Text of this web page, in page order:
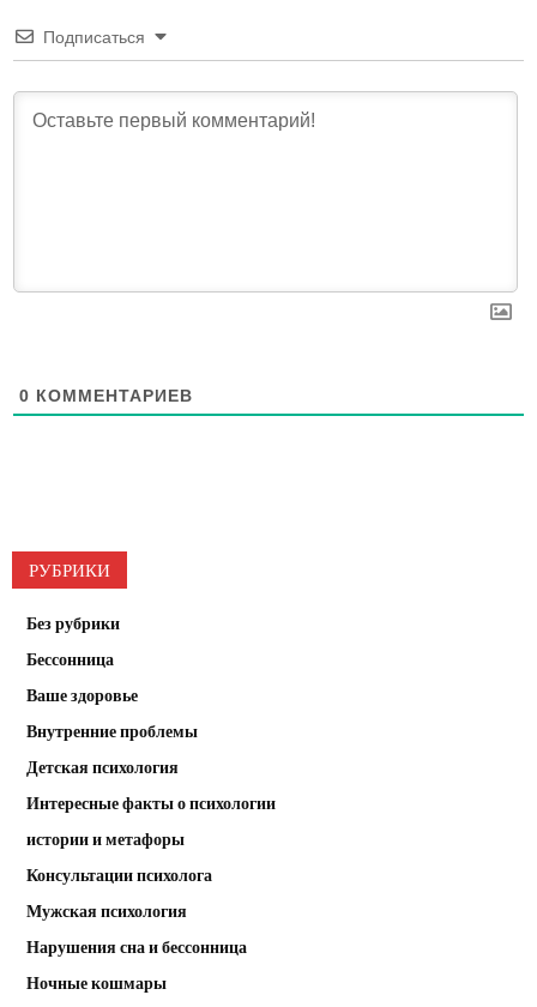
Подписаться
0 КОММЕНТАРИЕВ
РУБРИКИ
Без рубрики
Бессонница
Ваше здоровье
Внутренние проблемы
Детская психология
Интересные факты о психологии
истории и метафоры
Консультации психолога
Мужская психология
Нарушения сна и бессонница
Ночные кошмары